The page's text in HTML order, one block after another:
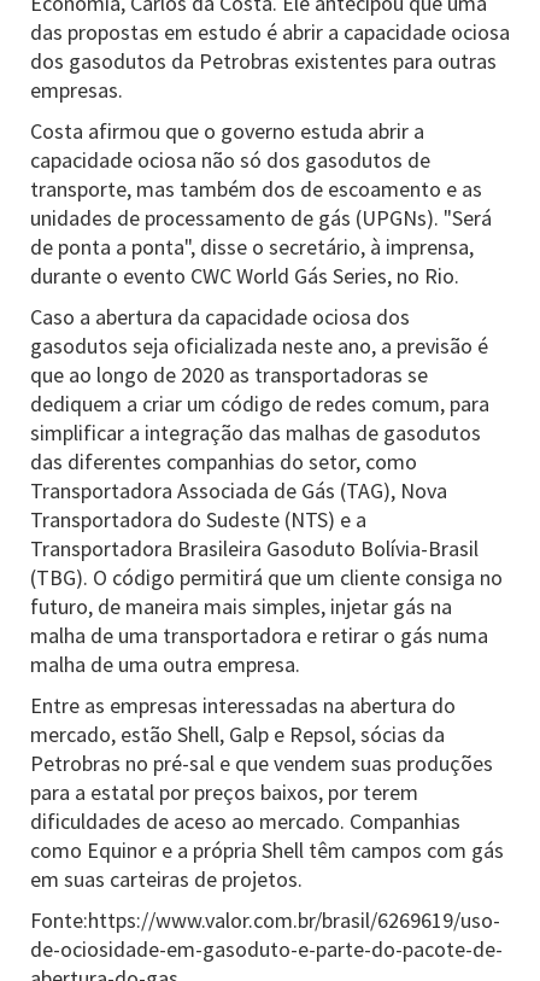
das propostas em estudo é abrir a capacidade ociosa
dos gasodutos da Petrobras existentes para outras
empresas.
Costa afirmou que o governo estuda abrir a
capacidade ociosa não só dos gasodutos de
transporte, mas também dos de escoamento e as
unidades de processamento de gás (UPGNs). "Será
de ponta a ponta", disse o secretário, à imprensa,
durante o evento CWC World Gás Series, no Rio.
Caso a abertura da capacidade ociosa dos
gasodutos seja oficializada neste ano, a previsão é
que ao longo de 2020 as transportadoras se
dediquem a criar um código de redes comum, para
simplificar a integração das malhas de gasodutos
das diferentes companhias do setor, como
Transportadora Associada de Gás (TAG), Nova
Transportadora do Sudeste (NTS) e a
Transportadora Brasileira Gasoduto Bolívia-Brasil
(TBG). O código permitirá que um cliente consiga no
futuro, de maneira mais simples, injetar gás na
malha de uma transportadora e retirar o gás numa
malha de uma outra empresa.
Entre as empresas interessadas na abertura do
mercado, estão Shell, Galp e Repsol, sócias da
Petrobras no pré-sal e que vendem suas produções
para a estatal por preços baixos, por terem
dificuldades de aceso ao mercado. Companhias
como Equinor e a própria Shell têm campos com gás
em suas carteiras de projetos.
Fonte:https://www.valor.com.br/brasil/6269619/uso-
de-ociosidade-em-gasoduto-e-parte-do-pacote-de-